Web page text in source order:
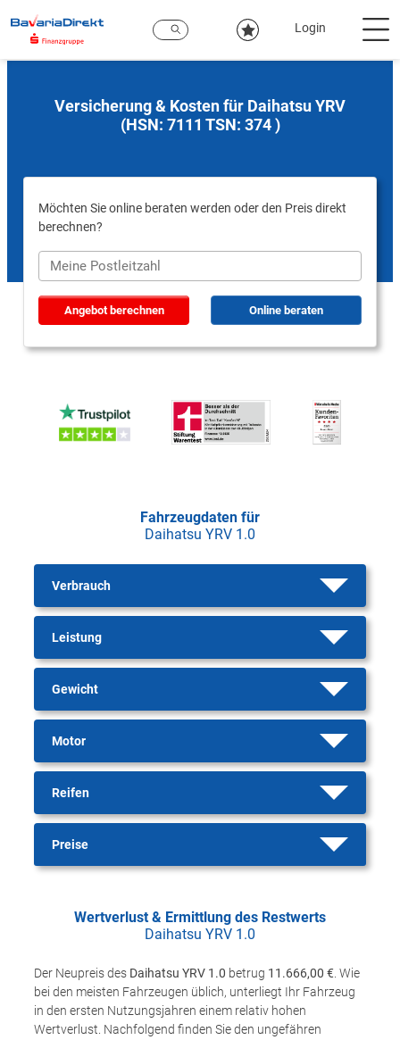
Hauptinhalt
Login
Versicherung & Kosten für Daihatsu YRV
(HSN: 7111 TSN: 374 )
Möchten Sie online beraten werden oder den Preis direkt
berechnen?
Angebot berechnen Online beraten
Fahrzeugdaten für
Daihatsu YRV 1.0
Verbrauch
Leistung
Gewicht
Motor
Reifen
Preise
Wertverlust & Ermittlung des Restwerts
Daihatsu YRV 1.0
Der Neupreis des Daihatsu YRV 1.0 betrug 11.666,00 € . Wie
bei den meisten Fahrzeugen üblich, unterliegt Ihr Fahrzeug
in den ersten Nutzungsjahren einem relativ hohen
Wertverlust. Nachfolgend finden Sie den ungefähren